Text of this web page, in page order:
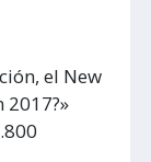
el New